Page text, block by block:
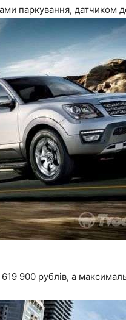
паркування, датчиком
619 900 рублів, а